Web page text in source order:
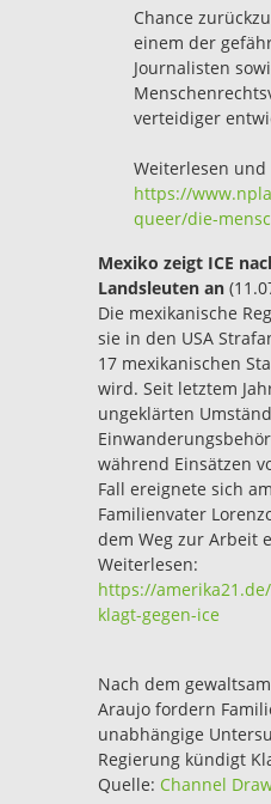
Chance
einem der
Journalisten
verteidiger
Weiterlesen und
https://
queer/die-
Mexiko zeigt ICE
Landsleuten an
Die mexikanische
sie in den USA
17 mexikanischen
wird. Seit letztem
ungeklärten
während Einsätzen
Fall ereignete sich
Familienvater
dem Weg zur Arbeit
Weiterlesen:
https://
klagt-gegen-ice
Nach dem
Araujo fordern
unabhängige
Regierung kündigt
Quelle: Channel